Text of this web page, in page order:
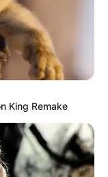
ร ตัดผมวันไหนดี
อผู้ตัดได้ ซึ่งแต่ละวัน
มเชื่อส่วนบุคคลที่
รู้ว่าตัดผมวันไหน? ดี
นี้ MTHAI หยิบทริค
นค่ะว่า เราควร
King Remake